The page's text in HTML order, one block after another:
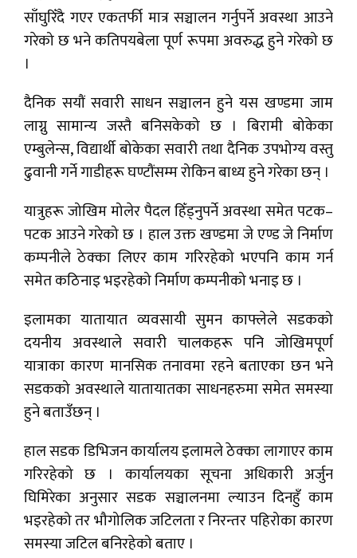
साँघुरिँदै गएर एकतर्फी मात्र सञ्चालन गर्नुपर्ने अवस्था आउने
गरेको छ भने कतिपयबेला पूर्ण रूपमा अवरुद्ध हुने गरेको छ
।
दैनिक सयौं सवारी साधन सञ्चालन हुने यस खण्डमा जाम
लाग्नु सामान्य जस्तै बनिसकेको छ । बिरामी बोकेका
एम्बुलेन्स, विद्यार्थी बोकेका सवारी तथा दैनिक उपभोग्य वस्तु
ढुवानी गर्ने गाडीहरू घण्टौंसम्म रोकिन बाध्य हुने गरेका छन् ।
यात्रुहरू जोखिम मोलेर पैदल हिँड्नुपर्ने अवस्था समेत पटक–
पटक आउने गरेको छ । हाल उक्त खण्डमा जे एण्ड जे निर्माण
कम्पनीले ठेक्का लिएर काम गरिरहेको भएपनि काम गर्न
समेत कठिनाइ भइरहेको निर्माण कम्पनीको भनाइ छ ।
इलामका यातायात व्यवसायी सुमन काफ्लेले सडकको
दयनीय अवस्थाले सवारी चालकहरू पनि जोखिमपूर्ण
यात्राका कारण मानसिक तनावमा रहने बताएका छन भने
सडकको अवस्थाले यातायातका साधनहरुमा समेत समस्या
हुने बताउँछन् ।
हाल सडक डिभिजन कार्यालय इलामले ठेक्का लागाएर काम
गरिरहेको छ । कार्यालयका सूचना अधिकारी अर्जुन
घिमिरेका अनुसार सडक सञ्चालनमा ल्याउन दिनहुँ काम
भइरहेको तर भौगोलिक जटिलता र निरन्तर पहिरोका कारण
समस्या जटिल बनिरहेको बताए ।